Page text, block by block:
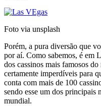
Foto via unsplash
Porém, a pura diversão que
por aí. Como sabemos, é em
dos cassinos mais famosos do
certamente imperdíveis para
conta com mais de 100
sendo esse um dos principais
mundial.